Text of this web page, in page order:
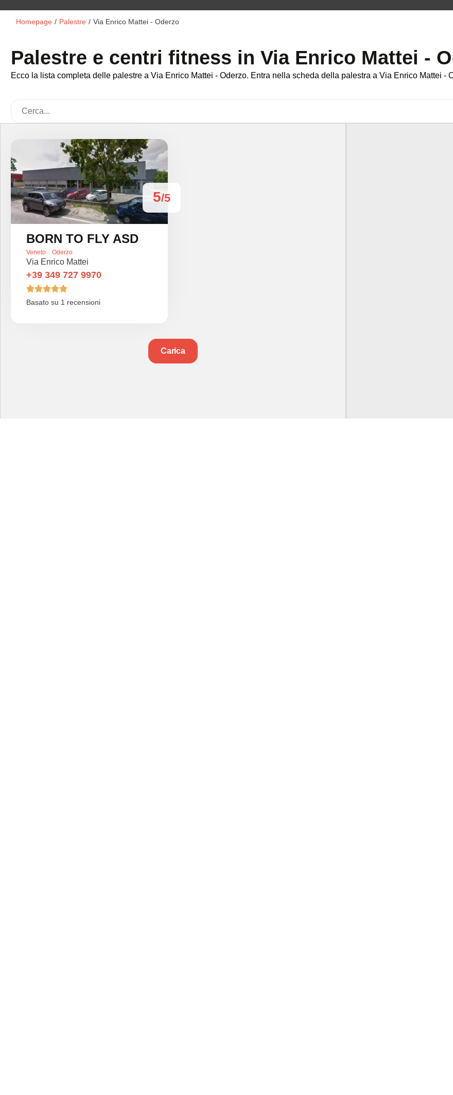
Homepage / Palestre / Via Enrico Mattei - Oderzo
Palestre e centri fitness in Via Enrico Mattei -
Ecco la lista completa delle palestre a Via Enrico Mattei - Oderzo. Entra nella scheda della palestra a Via Enrico Mattei -
5/5
BORN TO FLY ASD
Veneto / Oderzo
Via Enrico Mattei
+39 349 727 9970

Basato su 1 recensioni
Carica